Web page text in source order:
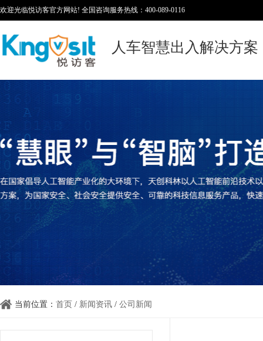
欢迎光临悦访客官方网站! 全国咨询服务热线：400-089-0116
人车智慧出入解决方案
当前位置： 首页 / 新闻资讯 / 公司新闻